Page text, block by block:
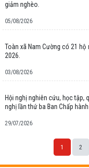
giảm nghèo.
05/08/2026
Toàn xã Nam Cường có 21 hộ nghèo
2026.
03/08/2026
Hội nghị nghiên cứu, học tập,
nghị lần thứ ba Ban Chấp
29/07/2026
1 2